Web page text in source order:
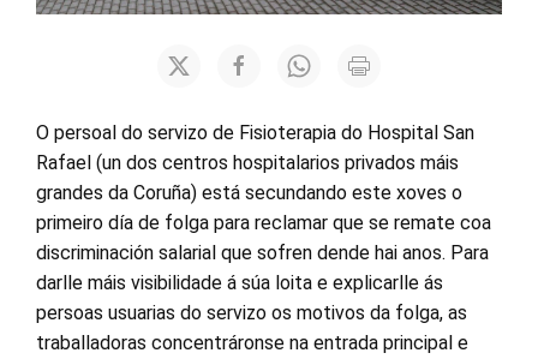
O persoal do servizo de Fisioterapia do Hospital San
Rafael (un dos centros hospitalarios privados máis
grandes da Coruña) está secundando este xoves o
primeiro día de folga para reclamar que se remate coa
discriminación salarial que sofren dende hai anos. Para
darlle máis visibilidade á súa loita e explicarlle ás
persoas usuarias do servizo os motivos da folga, as
traballadoras concentráronse na entrada principal e